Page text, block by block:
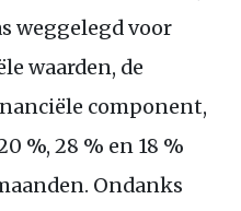
weggelegd voor
waarden, de
component,
%, 28 % en 18 %
Ondanks